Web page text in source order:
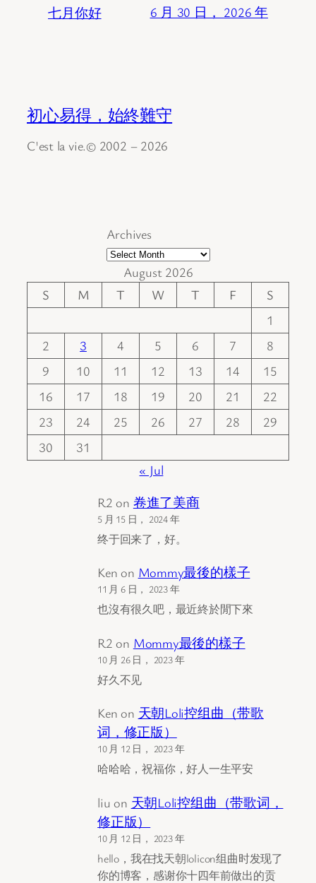
七月你好 6 月 30 日， 2026 年
初心易得，始終難守
C'est la vie.© 2002 – 2026
Archives
August 2026
S
M T W T F
S
1
2
3 4 5 6 7
8
9
10 11 12 13 14
15
16
17 18 19 20 21
22
23
24 25 26 27 28
29
30
31
« Jul
R2 on 卷進了美商
5 月 15 日， 2024 年
终于回来了，好。
Ken on Mommy最後的樣子
11 月 6 日， 2023 年
也沒有很久吧，最近終於閒下來
R2 on Mommy最後的樣子
10 月 26 日， 2023 年
好久不见
Ken on 天朝Loli控组曲（带歌
词，修正版）
10 月 12 日， 2023 年
哈哈哈，祝福你，好人一生平安
liu on 天朝Loli控组曲（带歌词，
修正版）
10 月 12 日， 2023 年
hello，我在找天朝lolicon组曲时发现了
你的博客，感谢你十四年前做出的贡